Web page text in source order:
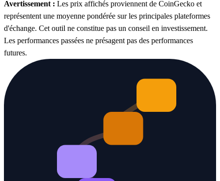
Avertissement : Les prix affichés proviennent de CoinGecko et
représentent une moyenne pondérée sur les principales plateformes
d'échange. Cet outil ne constitue pas un conseil en investissement.
Les performances passées ne présagent pas des performances
futures.